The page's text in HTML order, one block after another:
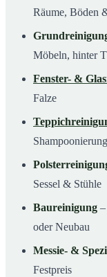
Räume, Böden
Möbeln, hinter
Fenster- &
Falze
Sessel & Stühle
Baureinigung
oder Neubau
Messie- &
Festpreis